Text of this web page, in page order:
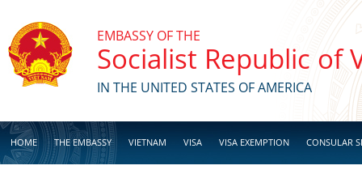
EMBASSY OF THE
Socialist Republic of
IN THE UNITED STATES OF AMERICA
HOME THE EMBASSY VIETNAM VISA VISA EXEMPTION CONSULAR